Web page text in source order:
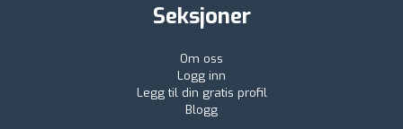
Seksjoner
Om oss
Logg inn
Legg til din gratis profil
Blogg